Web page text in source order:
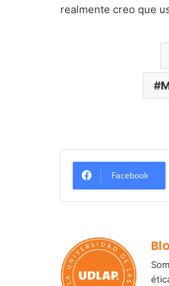
realmente creo que
Facebook